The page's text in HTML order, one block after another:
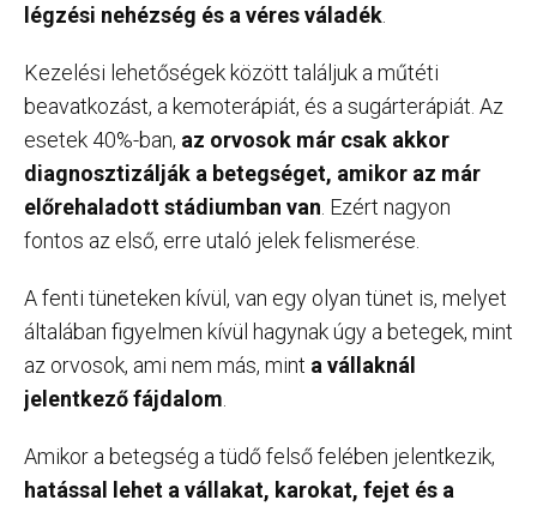
légzési nehézség és a véres váladék
Kezelési lehetőségek között találjuk a műtéti
beavatkozást, a kemoterápiát, és a sugárterápiát. Az
esetek 40%-ban, az orvosok már csak akkor
diagnosztizálják a betegséget, amikor az már
előrehaladott stádiumban van . Ezért nagyon
fontos az első, erre utaló jelek felismerése.
A fenti tüneteken kívül, van egy olyan tünet is, melyet
általában figyelmen kívül hagynak úgy a betegek, mint
az orvosok, ami nem más, mint a vállaknál
jelentkező fájdalom
Amikor a betegség a tüdő felső felében jelentkezik,
hatással lehet a vállakat, karokat, fejet és a